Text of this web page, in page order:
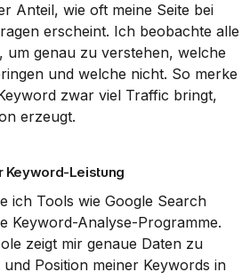
Anteil, wie oft meine Seite bei
erscheint. Ich beobachte alle
um genau zu verstehen, welche
und welche nicht. So merke
zwar viel Traffic bringt,
erzeugt.
Keyword-Leistung
ich Tools wie Google Search
Keyword-Analyse-Programme.
zeigt mir genaue Daten zu
Position meiner Keywords in